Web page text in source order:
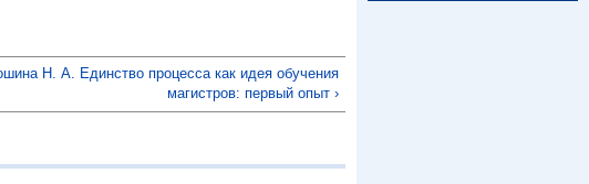
Н. А. Единство процесса как идея обучения
магистров: первый опыт ›